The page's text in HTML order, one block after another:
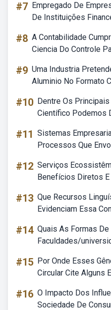
#7 Empregado De
De Instituições
#8 A Contabilidade
Ciencia Do Controle
#9 Uma Industria
Aluminio No Formato
#10 Dentre Os
Científico Podemos
#11 Sistemas
Processos Que
#12 Serviços
Benefícios Diretos
#13 Que Recursos
Evidenciam Essa
#14 Quais As Formas
Faculdades/
#15 Por Onde Esses
Circular Cite Alguns
#16 O Impacto Dos
Sociedade De